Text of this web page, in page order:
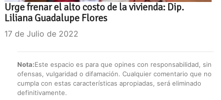
Urge frenar el alto costo de la vivienda: Dip.
Liliana Guadalupe Flores
17 de Julio de 2022
Nota:Este espacio es para que opines con responsabilidad, sin
ofensas, vulgaridad o difamación. Cualquier comentario que no
cumpla con estas características apropiadas, será eliminado
definitivamente.